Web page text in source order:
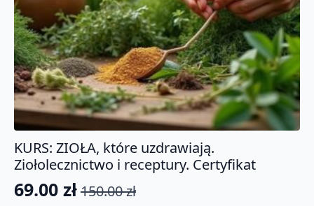
KURS: ZIOŁA, które uzdrawiają.
Ziołolecznictwo i receptury. Certyfikat
150.00zł
Pierwotna
69.00 zł
Aktualna